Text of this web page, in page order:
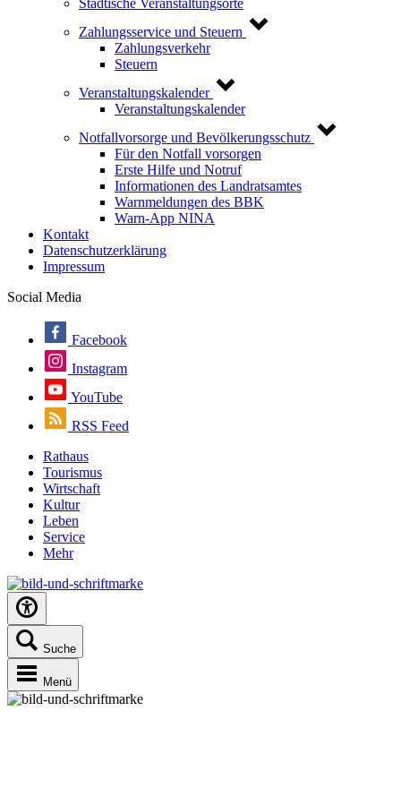
Städtische Veranstaltungsorte
Zahlungsservice und Steuern
Zahlungsverkehr
Steuern
Veranstaltungskalender
Veranstaltungskalender
Notfallvorsorge und Bevölkerungsschutz
Für den Notfall vorsorgen
Erste Hilfe und Notruf
Informationen des Landratsamtes
Warnmeldungen des BBK
Warn-App NINA
Kontakt
Datenschutzerklärung
Impressum
Social Media
Facebook
Instagram
YouTube
RSS Feed
Rathaus
Tourismus
Wirtschaft
Kultur
Leben
Service
Mehr
Suche
Menü